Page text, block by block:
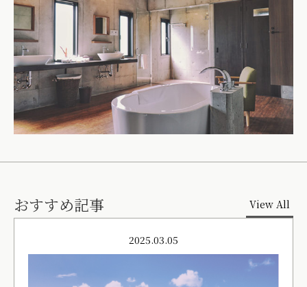
おすすめ記事 View All
2025.03.05